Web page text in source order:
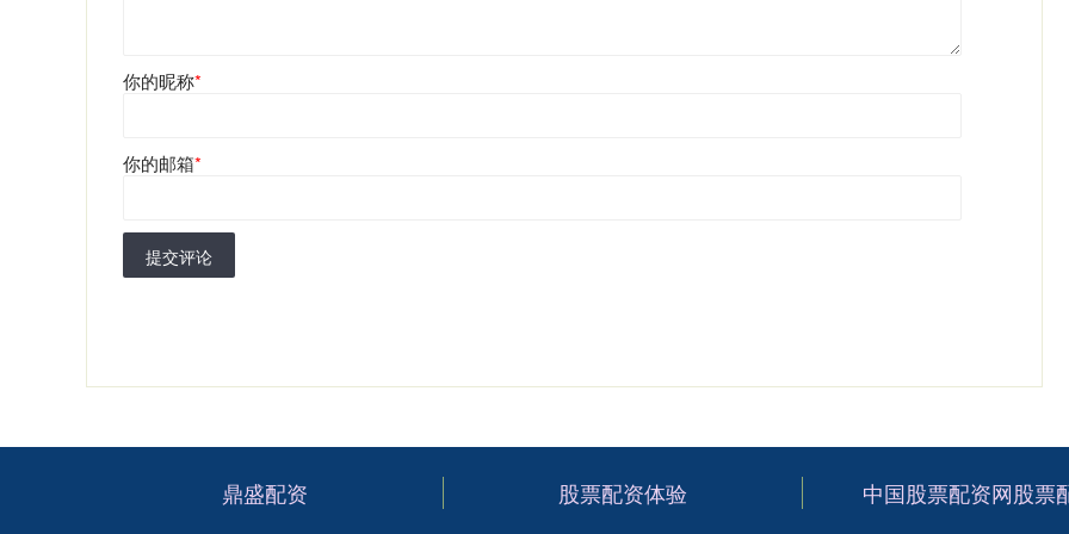
你的昵称*
你的邮箱*
提交评论
鼎盛配资 股票配资体验 中国股票配资网股票